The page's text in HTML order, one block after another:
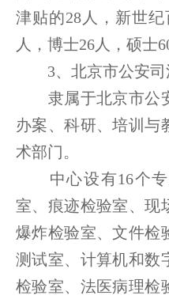
津贴的28人，新世
人，博士26人，硕士
3、北京市公安司
隶属于北京市公
办案、科研、培训与
术部门。
中心设有16个专
室、痕迹检验室、现
爆炸检验室、文件检
测试室、计算机和数
检验室、法医病理检